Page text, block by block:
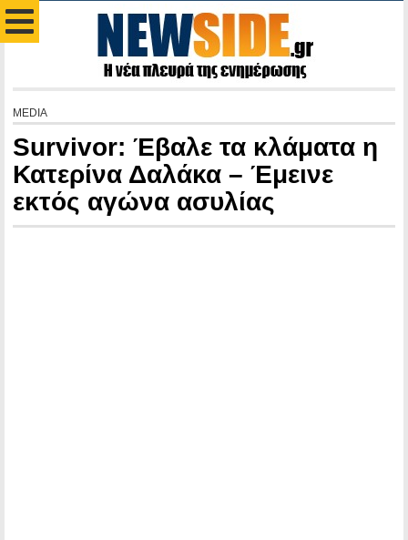
MEDIA
Survivor: Έβαλε τα κλάματα η
Κατερίνα Δαλάκα – Έμεινε
εκτός αγώνα ασυλίας